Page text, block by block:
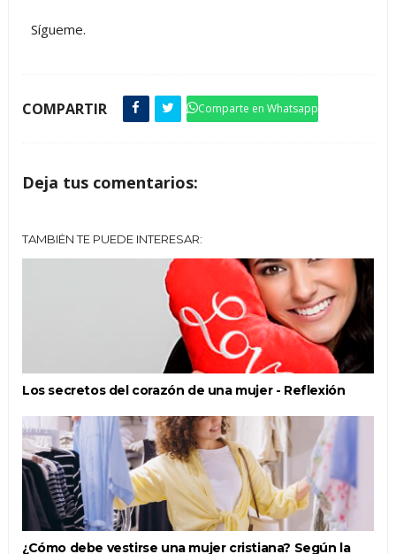
Sígueme.
COMPARTIR Comparte en Whatsapp
Deja tus comentarios:
TAMBIÉN TE PUEDE INTERESAR:
Los secretos del corazón de una mujer - Reflexión
¿Cómo debe vestirse una mujer cristiana? Según la